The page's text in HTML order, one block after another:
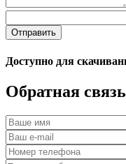
Отправить
Доступно для
Обратная связь